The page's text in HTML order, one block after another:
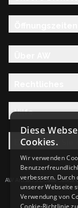
Hilfe
Entdecken Sie
AW Artisan S.L.Calle Caleta
Diese
Cookies.
Wir verwenden
verbessern. Durch
unserer Webseite
Verwendung von
Cookie-Richtlinie